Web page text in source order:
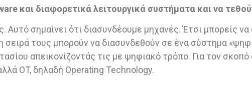
και διαφορετικά λειτουργικά συστήματα και να
σημαίνει ότι διασυνδέουμε μηχανές. Έτσι μπορείς
τους μπορούν να διασυνδεθούν σε ένα σύστημα
απεικονίζοντάς τις με ψηφιακό τρόπο. Για τον
OT, δηλαδή Operating Technology.